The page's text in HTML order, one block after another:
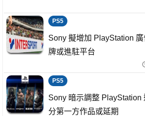
PS5
Sony 擬增加 PlayStation
牌或進駐平台
PS5
Sony 暗示調整
分第一方作品或延期